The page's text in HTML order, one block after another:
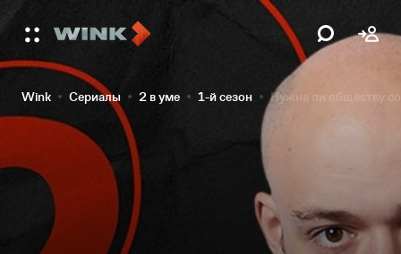
Wink Сериалы 2 в уме 1-й сезон Нужна ли обществу